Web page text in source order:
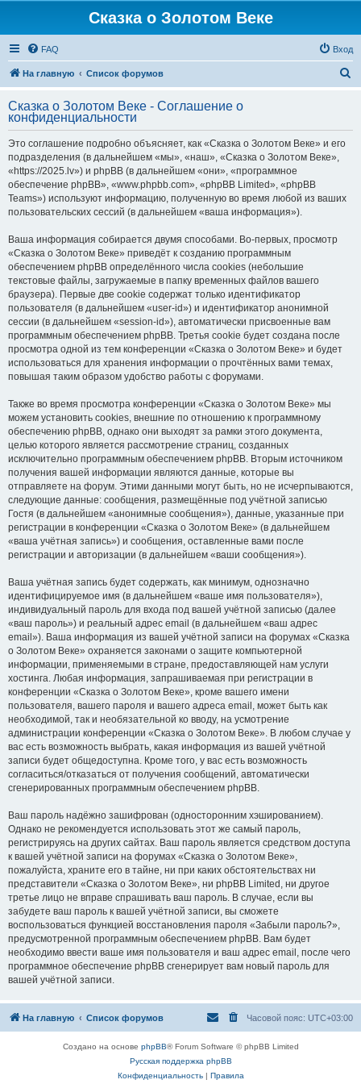
Сказка о Золотом Веке
FAQ Вход
На главную Список форумов
с
Сказка о Золотом Веке - Соглашение о
конфиденциальности
Это соглашение подробно объясняет, как «Сказка о Золотом Веке» и его
подразделения (в дальнейшем «мы», «наш», «Сказка о Золотом Веке»,
«https://2025.lv») и phpBB (в дальнейшем «они», «программное
обеспечение phpBB», «www.phpbb.com», «phpBB Limited», «phpBB
Teams») используют информацию, полученную во время любой из ваших
пользовательских сессий (в дальнейшем «ваша информация»).
Ваша информация собирается двумя способами. Во-первых, просмотр
«Сказка о Золотом Веке» приведёт к созданию программным
обеспечением phpBB определённого числа cookies (небольшие
текстовые файлы, загружаемые в папку временных файлов вашего
браузера). Первые две cookie содержат только идентификатор
пользователя (в дальнейшем «user-id») и идентификатор анонимной
сессии (в дальнейшем «session-id»), автоматически присвоенные вам
программным обеспечением phpBB. Третья cookie будет создана после
просмотра одной из тем конференции «Сказка о Золотом Веке» и будет
использоваться для хранения информации о прочтённых вами темах,
повышая таким образом удобство работы с форумами.
Также во время просмотра конференции «Сказка о Золотом Веке» мы
можем установить cookies, внешние по отношению к программному
обеспечению phpBB, однако они выходят за рамки этого документа,
целью которого является рассмотрение страниц, созданных
исключительно программным обеспечением phpBB. Вторым источником
получения вашей информации являются данные, которые вы
отправляете на форум. Этими данными могут быть, но не исчерпываются,
следующие данные: сообщения, размещённые под учётной записью
Гостя (в дальнейшем «анонимные сообщения»), данные, указанные при
регистрации в конференции «Сказка о Золотом Веке» (в дальнейшем
«ваша учётная запись») и сообщения, оставленные вами после
регистрации и авторизации (в дальнейшем «ваши сообщения»).
Ваша учётная запись будет содержать, как минимум, однозначно
идентифицируемое имя (в дальнейшем «ваше имя пользователя»),
индивидуальный пароль для входа под вашей учётной записью (далее
«ваш пароль») и реальный адрес email (в дальнейшем «ваш адрес
email»). Ваша информация из вашей учётной записи на форумах «Сказка
о Золотом Веке» охраняется законами о защите компьютерной
информации, применяемыми в стране, предоставляющей нам услуги
хостинга. Любая информация, запрашиваемая при регистрации в
конференции «Сказка о Золотом Веке», кроме вашего имени
пользователя, вашего пароля и вашего адреса email, может быть как
необходимой, так и необязательной ко вводу, на усмотрение
администрации конференции «Сказка о Золотом Веке». В любом случае у
вас есть возможность выбрать, какая информация из вашей учётной
записи будет общедоступна. Кроме того, у вас есть возможность
согласиться/отказаться от получения сообщений, автоматически
сгенерированных программным обеспечением phpBB.
Ваш пароль надёжно зашифрован (односторонним хэшированием).
Однако не рекомендуется использовать этот же самый пароль,
регистрируясь на других сайтах. Ваш пароль является средством доступа
к вашей учётной записи на форумах «Сказка о Золотом Веке»,
пожалуйста, храните его в тайне, ни при каких обстоятельствах ни
представители «Сказка о Золотом Веке», ни phpBB Limited, ни другое
третье лицо не вправе спрашивать ваш пароль. В случае, если вы
забудете ваш пароль к вашей учётной записи, вы сможете
воспользоваться функцией восстановления пароля «Забыли пароль?»,
предусмотренной программным обеспечением phpBB. Вам будет
необходимо ввести ваше имя пользователя и ваш адрес email, после чего
программное обеспечение phpBB сгенерирует вам новый пароль для
вашей учётной записи.
На главную Список форумов Часовой пояс: UTC+03:00
Создано на основе phpBB® Forum Software © phpBB Limited
Русская поддержка phpBB
Конфиденциальность| Правила